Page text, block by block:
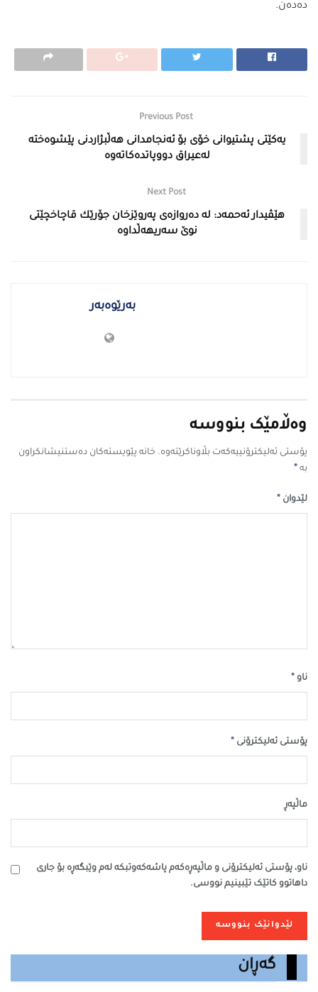
ده‌ده‌ن.
Previous Post
یه‌كێتى پشتیوانى خۆى بۆ ئه‌نجامدانى هه‌ڵبژاردنی پێشوه‌خته‌
له‌عیراق دووپاتده‌كاته‌وه‌
Next Post
هێڤیدار ئه‌حمه‌د: له‌ ده‌روازه‌ى په‌روێزخان جۆرێك قاچاخچێتى
نوێ سه‌ریهه‌ڵداوه‌
بەرێوەبەر
وەڵامێک بنووسە
پۆستی ئەلیکترۆنییەکەت بڵاوناکرێتەوە. خانە پێویستەکان دەستنیشانکراون
بە *
لێدوان *
ناو *
پۆستی ئەلیکترۆنی *
ماڵپه‌ڕ
ناو، پۆستی ئەلیکترۆنی و ماڵپەڕەکەم پاشەکەوتبکە لەم وێبگەڕە بۆ جاری
داهاتوو کاتێک تێبینیم نووسی.
گەڕان